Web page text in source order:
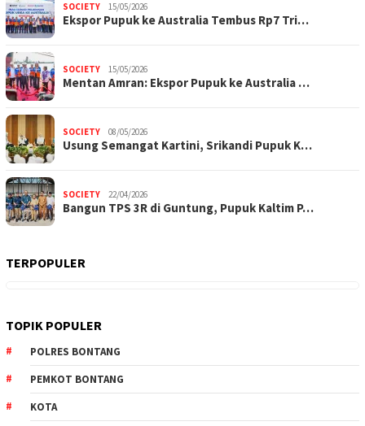
SOCIETY 15/05/2026
Ekspor Pupuk ke Australia Tembus Rp7 Tri…
SOCIETY 15/05/2026
Mentan Amran: Ekspor Pupuk ke Australia …
SOCIETY 08/05/2026
Usung Semangat Kartini, Srikandi Pupuk K…
SOCIETY 22/04/2026
Bangun TPS 3R di Guntung, Pupuk Kaltim P…
TERPOPULER
TOPIK POPULER
POLRES BONTANG
PEMKOT BONTANG
KOTA